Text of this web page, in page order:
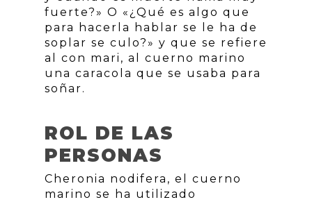
fuerte?» O «¿Qué es algo que
para hacerla hablar se le ha de
soplar se culo?» y que se refiere
al con mari, al cuerno marino
una caracola que se usaba para
soñar.
ROL DE LAS
PERSONAS
Cheronia nodifera, el cuerno
marino se ha utilizado